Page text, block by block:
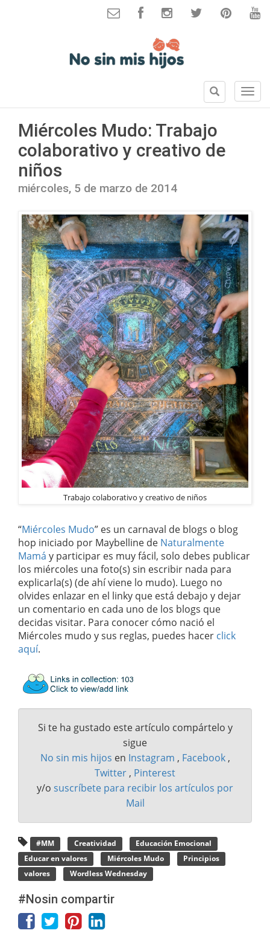
S
e
B
u
c
a
r
Miércoles Mudo: Trabajo
colaborativo y creativo de
niños
miércoles, 5 de marzo de 2014
Trabajo colaborativo y creativo de niños
“Miércoles Mudo” es un carnaval de blogs o blog
hop iniciado por Maybelline de Naturalmente
Mamá y participar es muy fácil, solo debes publicar
los miércoles una foto(s) sin escribir nada para
explicarla(s) (de ahí viene lo mudo). Luego no
olvides enlazar en el linky que está debajo y dejar
un comentario en cada uno de los blogs que
decidas visitar. Para conocer cómo nació el
Miércoles mudo y sus reglas, puedes hacer click
aquí.
Si te ha gustado este artículo compártelo y
sigue
No sin mis hijos en Instagram , Facebook ,
Twitter , Pinterest
y/o suscríbete para recibir los artículos por
Mail
#MM Creatividad
Educación Emocional
Educar en valores
Miércoles Mudo
Principios
valores
Wordless Wednesday
#Nosin compartir